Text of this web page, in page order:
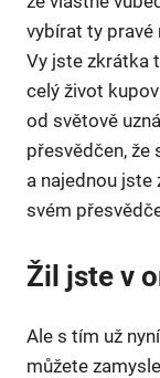
vybírat ty pravé
Vy jste zkrátka
celý život
od světově
přesvědčen, že
a najednou jste
svém
Žil jste v
Ale s tím už
můžete